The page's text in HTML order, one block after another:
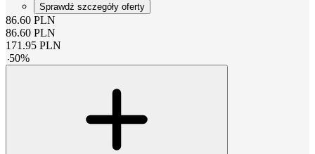
Sprawdź szczegóły oferty
86.60 PLN
86.60 PLN
171.95 PLN
-50%